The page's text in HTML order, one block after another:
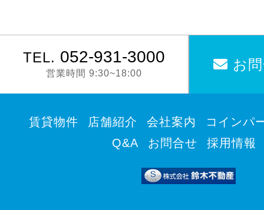
TEL. 052-931-3000
営業時間 9:30~18:00
お
賃貸物件 店舗紹介 会社案内
コインパ
Q&A
お問合せ 採用情報